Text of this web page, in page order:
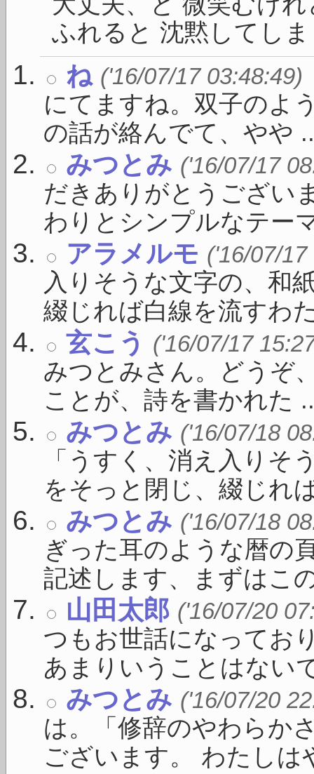
ふれると 沈黙してし
ね ('16/07/17 03:48:49)
にてますね。双子のよ
の話が絡んでて、やや
みつとみ ('16/07/17
だきありがとうござい
わりとシンプルなテー
アラメルモ ('16/07/
入りそうな文字の、和
綴じれば白線を流すわ
玄こう ('16/07/17
みつとみさん。どう
ことが、詩を書かれた
みつとみ ('16/07/18
「うすく、消え入りそ
をそっと閉じ、綴じれ
みつとみ ('16/07/18
ぎった耳のような暦の
記述します、まずはこ
山田太郎 ('16/07/20
つもお世話になってお
あまりいうことはない
みつとみ ('16/07/20
は。「修辞のやわらか
ございます。 わたしは